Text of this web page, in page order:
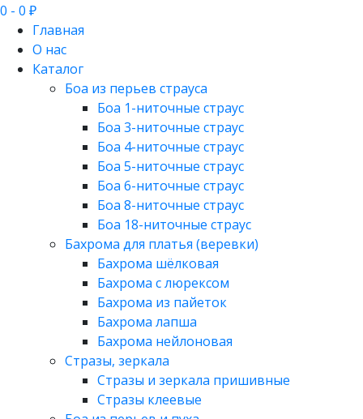
0 - 0 ₽
Главная
О нас
Каталог
Боа из перьев страуса
Боа 1-ниточные страус
Боа 3-ниточные страус
Боа 4-ниточные страус
Боа 5-ниточные страус
Боа 6-ниточные страус
Боа 8-ниточные страус
Боа 18-ниточные страус
Бахрома для платья (веревки)
Бахрома шёлковая
Бахрома с люрексом
Бахрома из пайеток
Бахрома лапша
Бахрома нейлоновая
Стразы, зеркала
Стразы и зеркала пришивные
Стразы клеевые